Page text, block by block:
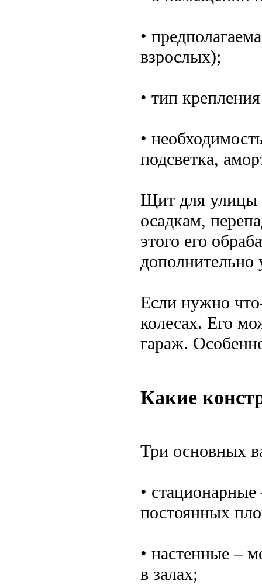
•
взрослых);
• тип
•
подсветка,
Щит для улицы
осадкам,
этого его
дополнительно
Если нужно
колесах. Его
гараж.
Какие
Три основных
• стационарные
постоянных
• настенные –
в залах;